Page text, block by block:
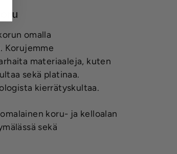
omalla
Korujemme
materiaaleja, kuten
sekä platinaa.
kierrätyskultaa.
koru- ja kelloalan
sekä